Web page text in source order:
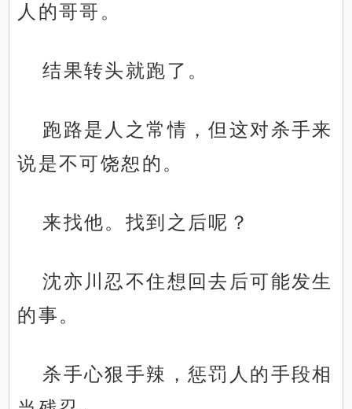
人的哥哥。
结果转头就跑了。
跑路是人之常情，但这对杀手来
说是不可饶恕的。
来找他。找到之后呢？
沈亦川忍不住想回去后可能发生
的事。
杀手心狠手辣，惩罚人的手段相